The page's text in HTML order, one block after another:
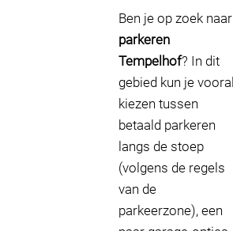
Ben je op zoek naar
parkeren
Tempelhof? In dit
gebied kun je vooral
kiezen tussen
betaald parkeren
langs de stoep
(volgens de regels
van de
parkeerzone), een